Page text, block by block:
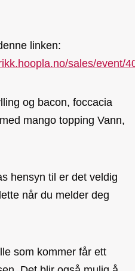
linken:
sales/event/
og bacon, foccacia
mango topping Vann,
hensyn til er det veldig
når du melder deg
som kommer får ett